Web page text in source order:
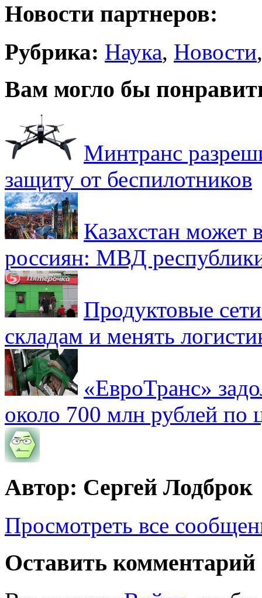
Новости партнеров:
Рубрика: Наука, Новости
Вам могло бы
Минтранс
защиту от беспилотников
Казахстан может
россиян: МВД
Продуктовые
складам и менять
«ЕвроТранс»
около 700 млн рублей
Автор: Сергей Лодброк
Просмотреть все
Оставить комментарий